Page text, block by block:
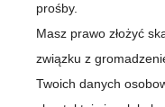
prośby.
Masz prawo złożyć
związku z
Twoich danych